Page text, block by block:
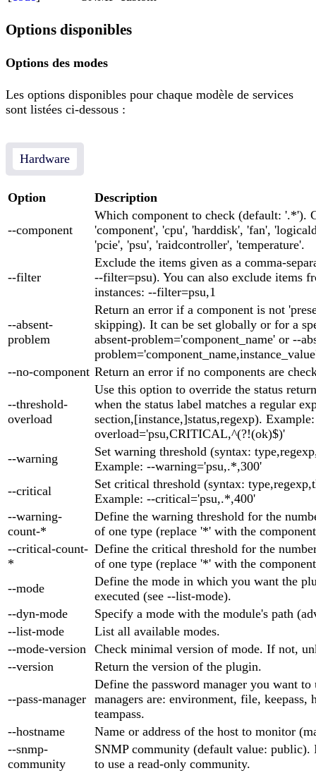
Options disponibles
Options des modes
Les options disponibles pour chaque modèle de services
sont listées ci-dessous :
Hardware
Option Description
--component
Which component to check (default: '.*').
'component', 'cpu', 'harddisk', 'fan',
'pcie', 'psu', 'raidcontroller', 'temperature'.
--filter
Exclude the items given as a comma-
--filter=psu). You can also exclude items
instances: --filter=psu,1
--absent-
problem
Return an error if a component is not
skipping). It can be set globally or for a
absent-problem='component_name' or --
--no-component Return an error if no components are
--threshold-
overload
Use this option to override the status
when the status label matches a regular
section,[instance,]status,regexp).
overload='psu,CRITICAL,^(?!(ok)$)'
--warning
Set warning threshold (syntax:
Example: --warning='psu,.*,300'
--critical
Set critical threshold (syntax:
Example: --critical='psu,.*,400'
--warning-
count-*
Define the warning threshold for the
of one type (replace '*' with the
--critical-count-
*
Define the critical threshold for the
of one type (replace '*' with the
--mode
Define the mode in which you want the
executed (see --list-mode).
--dyn-mode
Specify a mode with the module's path
--list-mode
List all available modes.
--mode-version
Check minimal version of mode. If not,
--version
Return the version of the plugin.
--pass-manager
Define the password manager you want to
managers are: environment, file, keepass,
teampass.
--hostname
Name or address of the host to monitor
--snmp-
community
SNMP community (default value: public).
to use a read-only community.